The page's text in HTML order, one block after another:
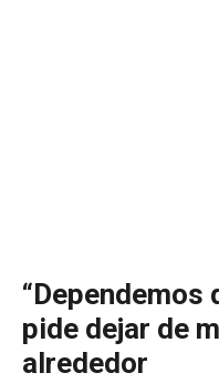
“Dependemos
pide dejar de
alrededor